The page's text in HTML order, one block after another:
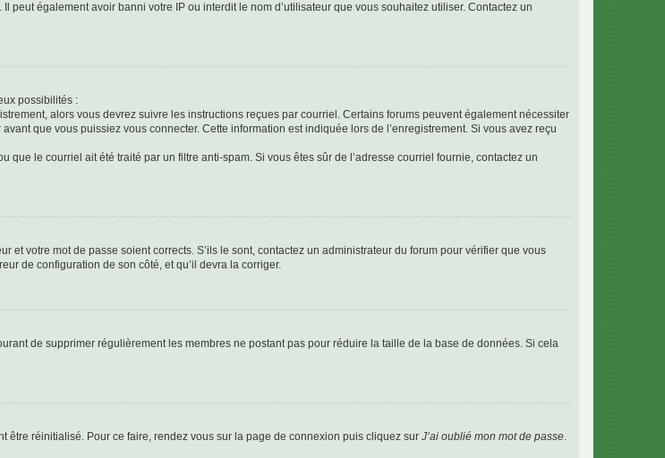
peut également avoir banni votre IP ou interdit le nom d’utilisateur que vous souhaitez utiliser. Contactez un
possibilités :
alors vous devrez suivre les instructions reçues par courriel. Certains forums peuvent également nécessiter
que vous puissiez vous connecter. Cette information est indiquée lors de l’enregistrement. Si vous avez reçu
le courriel ait été traité par un filtre anti-spam. Si vous êtes sûr de l’adresse courriel fournie, contactez un
et votre mot de passe soient corrects. S’ils le sont, contactez un administrateur du forum pour vérifier que vous
de configuration de son côté, et qu’il devra la corriger.
de supprimer régulièrement les membres ne postant pas pour réduire la taille de la base de données. Si cela
être réinitialisé. Pour ce faire, rendez vous sur la page de connexion puis cliquez sur J’ai oublié mon mot de passe.